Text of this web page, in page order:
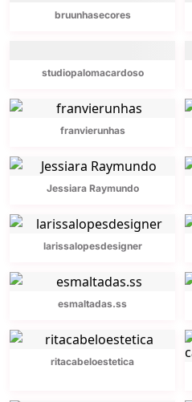
bruunhasecores
studiopalomacardoso
franvierunhas
Jessiara Raymundo
larissalopesdesigner
esmaltadas.ss
ritacabeloestetica